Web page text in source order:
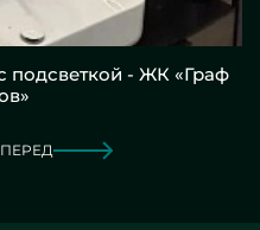
подсветкой - ЖК «Граф